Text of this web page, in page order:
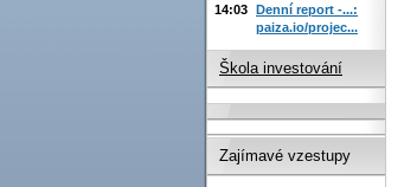
14:03 Denní report -...:
paiza.io/projec...
Škola investování
Zajímavé vzestupy